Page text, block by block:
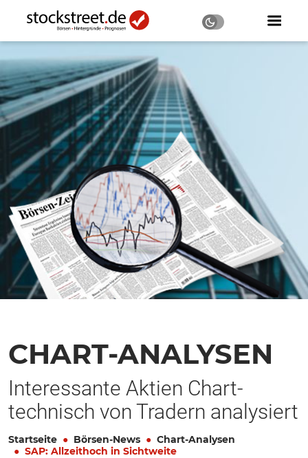
CHART-ANALYSEN
Interessante Aktien Chart-
technisch von Tradern analysiert
Startseite Börsen-News
Chart-Analysen
SAP: Allzeithoch in Sichtweite